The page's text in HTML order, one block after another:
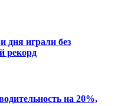
дня играли без
рекорд
на 20%,